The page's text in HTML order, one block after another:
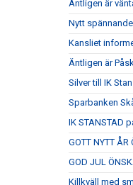
Äntligen är
Nytt
Kansliet
Äntligen är
Silver till IK
Sparbanken
IK STANSTAD
GOTT NYTT ÅR
GOD JUL
Killkväll med